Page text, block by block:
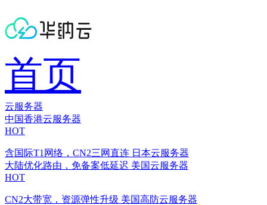
首页
云服务器
中国香港云服务器
HOT
含国际T1网络，CN2三网直连 日本云服务器
大陆优化路由，免备案低延迟 美国云服务器
HOT
CN2大带宽，资源弹性升级 美国高防云服务器